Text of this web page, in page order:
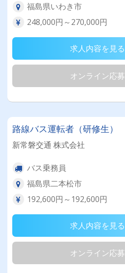
福島県いわき市
248,000円～270,000円
求人内容を見る
オンライン応募
路線バス運転者（研修生）
新常磐交通 株式会社
バス乗務員
福島県二本松市
192,600円～192,600円
求人内容を見る
オンライン応募